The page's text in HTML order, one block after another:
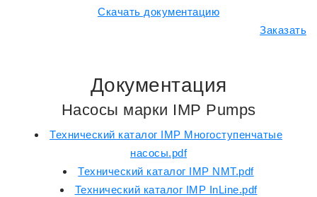
Скачать документацию
Заказать
Документация
Насосы марки IMP Pumps
Технический каталог IMP Многоступенчатые
насосы.pdf
Технический каталог IMP NMT.pdf
Технический каталог IMP InLine.pdf